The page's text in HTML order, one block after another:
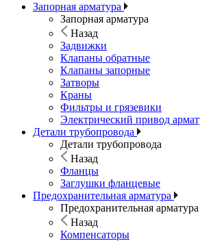
Запорная арматура
Запорная арматура
Назад
Задвижки
Клапаны обратные
Клапаны запорные
Затворы
Краны
Фильтры и грязевики
Электрический привод
Детали трубопровода
Детали трубопровода
Назад
Фланцы
Заглушки фланцевые
Предохранительная арматура
Предохранительная арматура
Назад
Компенсаторы